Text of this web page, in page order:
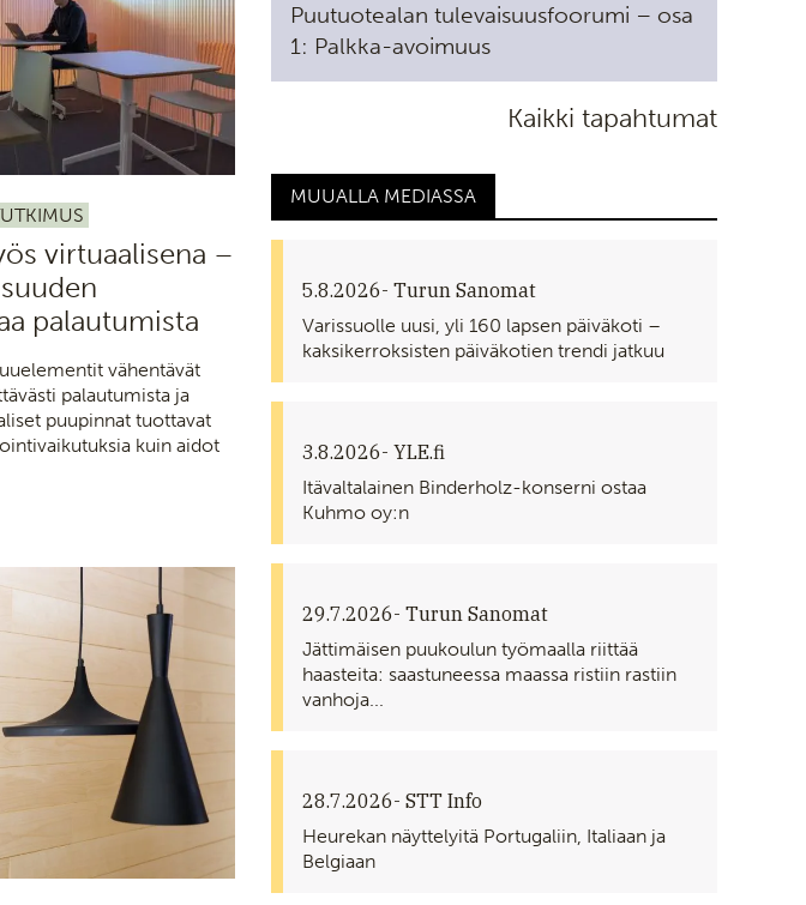
virtuaalisena –
palautumista
vähentävät
palautumista ja
puupinnat tuottavat
kuin aidot
Puutuotealan tulevaisuusfoorumi – osa
1: Palkka-avoimuus
Kaikki tapahtumat
MUUALLA MEDIASSA
5.8.2026- Turun Sanomat
Varissuolle uusi, yli 160 lapsen päiväkoti –
kaksikerroksisten päiväkotien trendi jatkuu
3.8.2026- YLE.fi
Itävaltalainen Binderholz-konserni ostaa
Kuhmo oy:n
29.7.2026- Turun Sanomat
Jättimäisen puukoulun työmaalla riittää
haasteita: saastuneessa maassa ristiin rastiin
vanhoja...
28.7.2026- STT Info
Heurekan näyttelyitä Portugaliin, Italiaan ja
Belgiaan